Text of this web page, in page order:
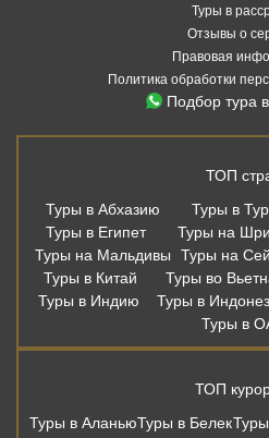
Туры в
Отзывы о
Правовая
Политика обработки
Подбор тура
ТОП
Туры в Абхазию
Туры в
Туры в Египет
Туры на
Туры на Мальдивы
Туры на
Туры в Китай
Туры во
Туры в Индию
Туры в
Туры в
ТОП
Туры в АланьюТуры в Белек